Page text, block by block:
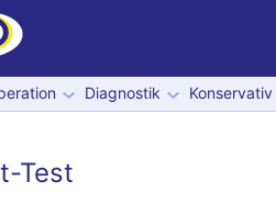
Diagnostik Konservativ
Test